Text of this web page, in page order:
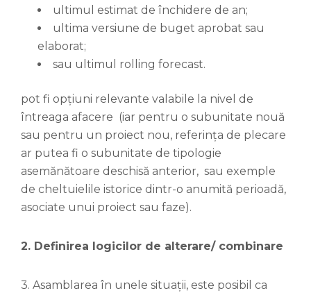
ultimul estimat de închidere de an;
ultima versiune de buget aprobat sau
elaborat;
sau ultimul rolling forecast.
pot fi opțiuni relevante valabile la nivel de
întreaga afacere (iar pentru o subunitate nouă
sau pentru un proiect nou, referința de plecare
ar putea fi o subunitate de tipologie
asemănătoare deschisă anterior, sau exemple
de cheltuielile istorice dintr-o anumită perioadă,
asociate unui proiect sau faze).
2. Definirea logicilor de alterare/ combinare
3. Asamblarea în unele situații, este posibil ca